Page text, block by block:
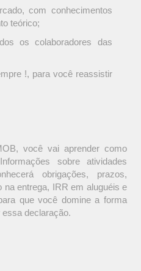
com conhecimentos
teórico;
os colaboradores das
!, para você reassistir
você vai aprender como
sobre atividades
obrigações, prazos,
na entrega, IRR em aluguéis e
que você domine a forma
declaração.